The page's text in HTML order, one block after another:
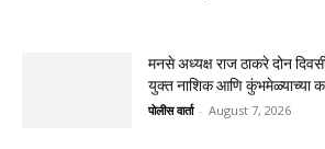
मनसे अध्यक्ष राज ठाकरे दोन
युक्त नाशिक आणि कुंभमेळ्याच्या
पोलीस वार्ता - August 7, 2026